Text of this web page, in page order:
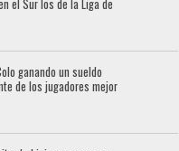
el Sur los de la Liga de
ganando un sueldo
de los jugadores mejor